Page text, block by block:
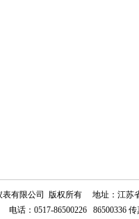
有限公司 版权所有
地址：江苏
话： 0517-86500226 86500336 传